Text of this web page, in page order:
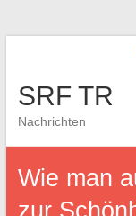
SRF TR
Nachrichten
Wie man
zur